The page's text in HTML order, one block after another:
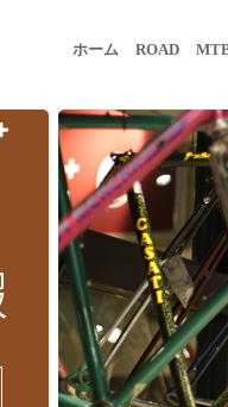
ホーム ROAD